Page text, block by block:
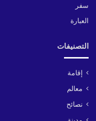
سفر
العبارة
التصنيفات
إقامة
معالم
نصائح